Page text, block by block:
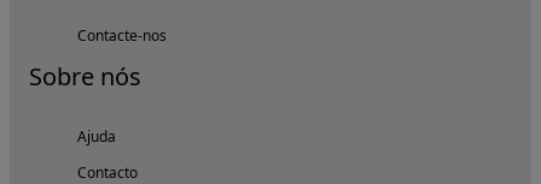
Contacte-nos
Sobre nós
Ajuda
Contacto